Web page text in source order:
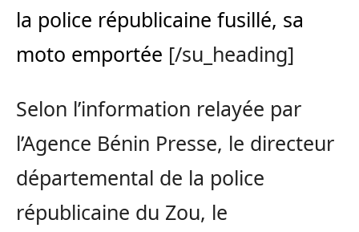
la police républicaine fusillé, sa
moto emportée [/su_heading]
Selon l’information relayée par
l’Agence Bénin Presse, le directeur
départemental de la police
républicaine du Zou, le